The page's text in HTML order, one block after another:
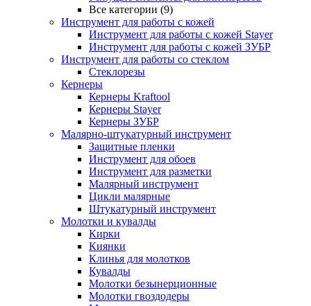
Все категории (9)
Инструмент для работы с кожей
Инструмент для работы с кожей Stayer
Инструмент для работы с кожей ЗУБР
Инструмент для работы со стеклом
Стеклорезы
Кернеры
Кернеры Kraftool
Кернеры Stayer
Кернеры ЗУБР
Малярно-штукатурный инструмент
Защитные пленки
Инструмент для обоев
Инструмент для разметки
Малярный инструмент
Цикли малярные
Штукатурный инструмент
Молотки и кувалды
Кирки
Киянки
Клинья для молотков
Кувалды
Молотки безынерционные
Молотки гвоздодеры